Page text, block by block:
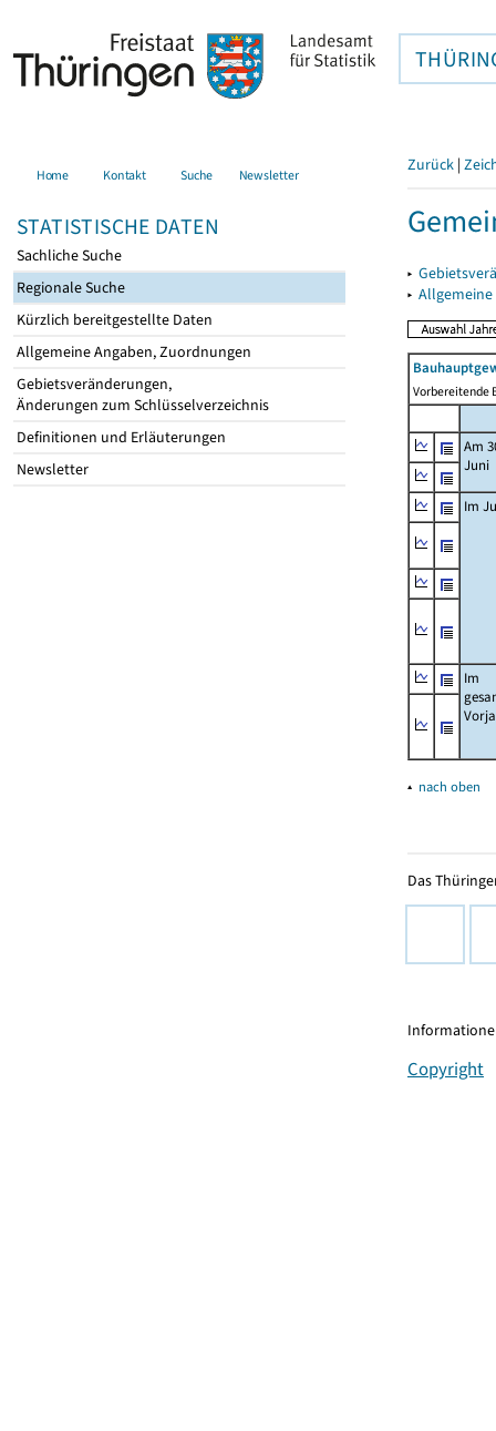
Home Kontakt Suche Newsletter
STATISTISCHE DATEN
Sachliche Suche
Regionale Suche
Kürzlich bereitgestellte Daten
Allgemeine Angaben, Zuordnungen
Gebietsveränderungen,
Änderungen zum Schlüsselverzeichnis
Definitionen und Erläuterungen
Newsletter
Zurück |
▸
▸
Vorbereitende
Am
Juni
Im
Im
▴ nach oben
Das
Copyright